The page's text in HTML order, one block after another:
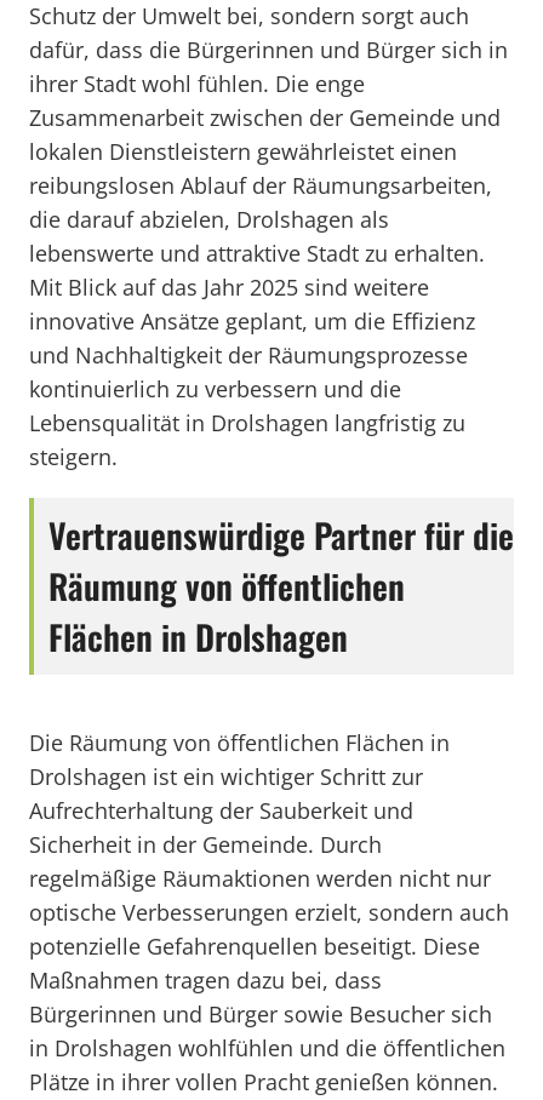
Schutz der Umwelt bei, sondern sorgt auch
dafür, dass die Bürgerinnen und Bürger sich in
ihrer Stadt wohl fühlen. Die enge
Zusammenarbeit zwischen der Gemeinde und
lokalen Dienstleistern gewährleistet einen
reibungslosen Ablauf der Räumungsarbeiten,
die darauf abzielen, Drolshagen als
lebenswerte und attraktive Stadt zu erhalten.
Mit Blick auf das Jahr 2025 sind weitere
innovative Ansätze geplant, um die Effizienz
und Nachhaltigkeit der Räumungsprozesse
kontinuierlich zu verbessern und die
Lebensqualität in Drolshagen langfristig zu
steigern.
Vertrauenswürdige Partner für die
Räumung von öffentlichen
Flächen in Drolshagen
Die Räumung von öffentlichen Flächen in
Drolshagen ist ein wichtiger Schritt zur
Aufrechterhaltung der Sauberkeit und
Sicherheit in der Gemeinde. Durch
regelmäßige Räumaktionen werden nicht nur
optische Verbesserungen erzielt, sondern auch
potenzielle Gefahrenquellen beseitigt. Diese
Maßnahmen tragen dazu bei, dass
Bürgerinnen und Bürger sowie Besucher sich
in Drolshagen wohlfühlen und die öffentlichen
Plätze in ihrer vollen Pracht genießen können.